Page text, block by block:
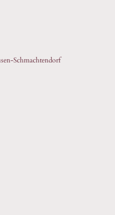
Schmachtendorf